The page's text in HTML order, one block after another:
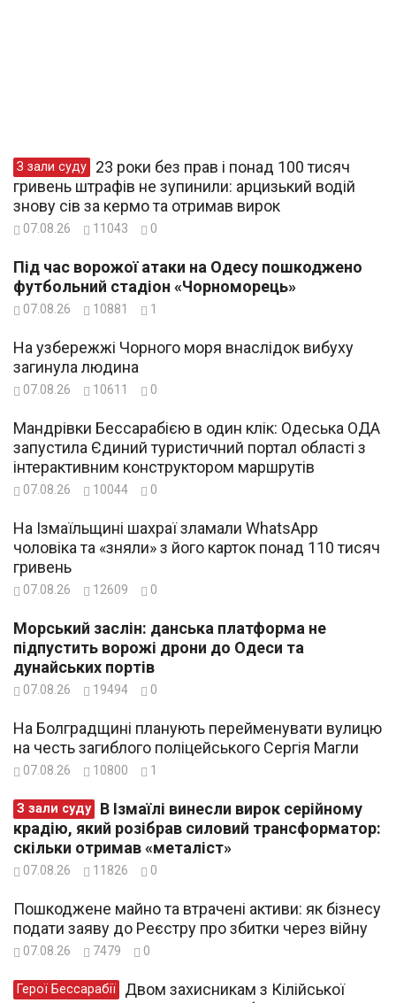
З зали суду
гривень штрафів не зупинили: арцизький водій
знову сів за кермо та отримав вирок
07.08.26 11043 0
Під час ворожої атаки на Одесу пошкоджено
футбольний стадіон «Чорноморець»
07.08.26 10881 1
На узбережжі Чорного моря внаслідок вибуху
загинула людина
07.08.26 10611 0
Мандрівки Бессарабією в один клік: Одеська ОДА
запустила Єдиний туристичний портал області з
інтерактивним конструктором маршрутів
07.08.26 10044 0
На Ізмаїльщині шахраї зламали WhatsApp
чоловіка та «зняли» з його карток понад 110 тисяч
гривень
07.08.26 12609 0
Морський заслін: данська платформа не
підпустить ворожі дрони до Одеси та
дунайських портів
07.08.26 19494 0
На Болградщині планують перейменувати вулицю
на честь загиблого поліцейського Сергія Магли
07.08.26 10800 1
З зали суду
крадію, який розібрав силовий трансформатор:
скільки отримав «металіст»
07.08.26 11826 0
Пошкоджене майно та втрачені активи: як бізнесу
подати заяву до Реєстру про збитки через війну
07.08.26 7479 0
Герої Бессарабії